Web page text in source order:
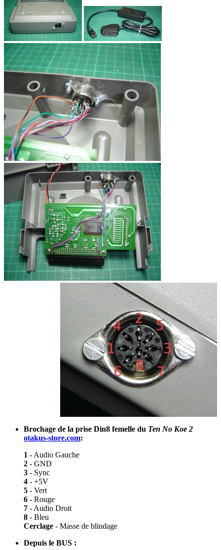
Brochage de la prise Din8 femelle du Ten No Koe 2
otakus-store.com:
1 - Audio Gauche
2 - GND
3 - Sync
4 - +5V
5 - Vert
6 - Rouge
7 - Audio Droit
8 - Bleu
Cerclage - Masse de blindage
Depuis le BUS :